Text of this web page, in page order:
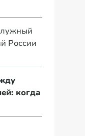
России
когда